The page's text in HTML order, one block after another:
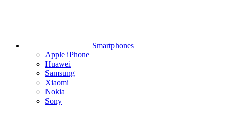
Smartphones
Apple iPhone
Huawei
Samsung
Xiaomi
Nokia
Sony